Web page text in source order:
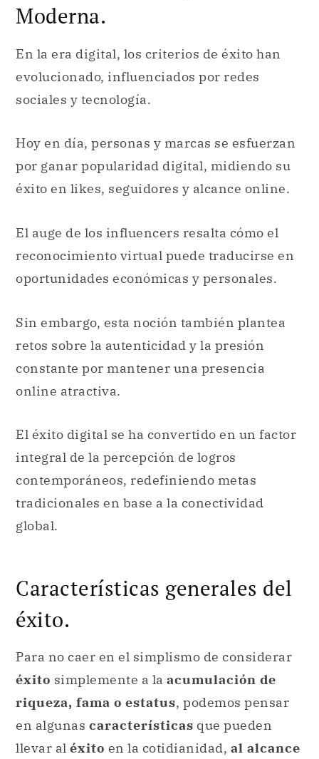
Moderna.
En la era digital, los criterios de éxito han
evolucionado, influenciados por redes
sociales y tecnología.
Hoy en día, personas y marcas se esfuerzan
por ganar popularidad digital, midiendo su
éxito en likes, seguidores y alcance online.
El auge de los influencers resalta cómo el
reconocimiento virtual puede traducirse en
oportunidades económicas y personales.
Sin embargo, esta noción también plantea
retos sobre la autenticidad y la presión
constante por mantener una presencia
online atractiva.
El éxito digital se ha convertido en un factor
integral de la percepción de logros
contemporáneos, redefiniendo metas
tradicionales en base a la conectividad
global.
Características generales del
éxito.
Para no caer en el simplismo de considerar
éxito simplemente a la acumulación de
riqueza, fama o estatus, podemos pensar
en algunas características que pueden
llevar al éxito en la cotidianidad, al alcance